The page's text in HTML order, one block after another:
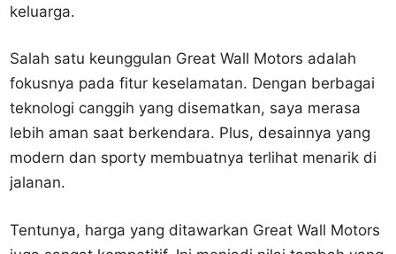
keluarga.
Salah satu keunggulan Great Wall Motors adalah
fokusnya pada fitur keselamatan. Dengan berbagai
teknologi canggih yang disematkan, saya merasa
lebih aman saat berkendara. Plus, desainnya yang
modern dan sporty membuatnya terlihat menarik di
jalanan.
Tentunya, harga yang ditawarkan Great Wall Motors